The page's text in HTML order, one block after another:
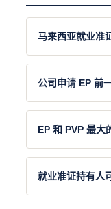
马来西亚就业准
公司申请 EP 前
EP 和 PVP 最大
就业准证持有人